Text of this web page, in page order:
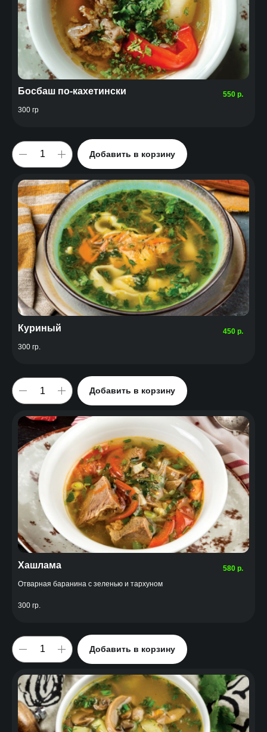
550 р.
Босбаш по-кахетински
300 гр
Добавить в корзину
450 р.
Куриный
300 гр.
Добавить в корзину
580 р.
Хашлама
Отварная баранина с зеленью и тархуном
300 гр.
Добавить в корзину